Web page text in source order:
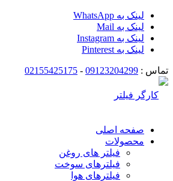
لینک به WhatsApp
لینک به Mail
لینک به Instagram
لینک به Pinterest
تماس : 09123204299
-
02155425175
صفحه اصلی
محصولات
فیلتر های روغن
فیلترهای سوخت
فیلترهای هوا